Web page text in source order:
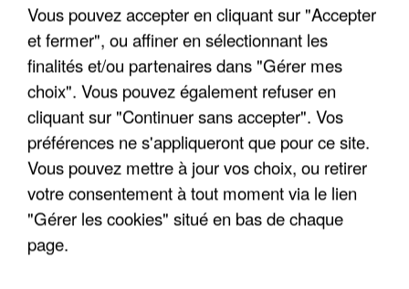
Vous pouvez accepter en cliquant sur "Accepter
et fermer", ou affiner en sélectionnant les
finalités et/ou partenaires dans "Gérer mes
choix". Vous pouvez également refuser en
cliquant sur "Continuer sans accepter". Vos
préférences ne s'appliqueront que pour ce site.
Vous pouvez mettre à jour vos choix, ou retirer
votre consentement à tout moment via le lien
"Gérer les cookies" situé en bas de chaque
page.